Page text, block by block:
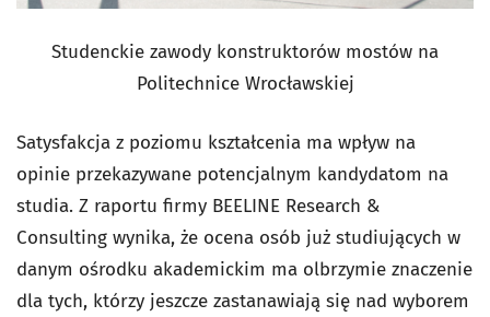
Studenckie zawody konstruktorów mostów na
Politechnice Wrocławskiej
Satysfakcja z poziomu kształcenia ma wpływ na
opinie przekazywane potencjalnym kandydatom na
studia. Z raportu firmy BEELINE Research &
Consulting wynika, że ocena osób już studiujących w
danym ośrodku akademickim ma olbrzymie znaczenie
dla tych, którzy jeszcze zastanawiają się nad wyborem